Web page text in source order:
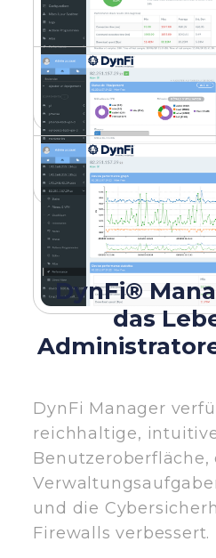
DynFi®
das
DynFi Manager
reichhaltige,
Benutzeroberfläche,
und die
Firewalls verbessert.